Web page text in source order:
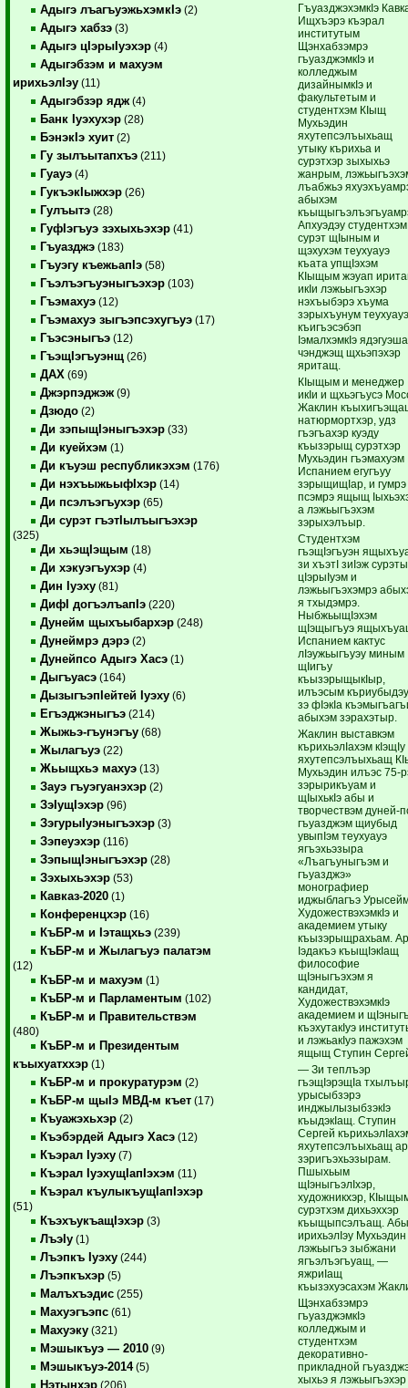
Адыгэ лъагъуэжьхэмкIэ (2)
Адыгэ хабзэ (3)
Адыгэ цIэрыIуэхэр (4)
Адыгэбзэм и махуэм
ирихьэлIэу (11)
Адыгэбзэр ядж (4)
Банк Iуэхухэр (28)
БэнэкIэ хуит (2)
Гу зылъытапхъэ (211)
Гуауэ (4)
ГукъэкIыжхэр (26)
Гулъытэ (28)
ГуфIэгъуэ зэхыхьэхэр (41)
Гъуазджэ (183)
Гъуэгу къежьапIэ (58)
Гъэлъэгъуэныгъэхэр (103)
Гъэмахуэ (12)
Гъэмахуэ зыгъэпсэхугъуэ (17)
Гъэсэныгъэ (12)
ГъэщIэгъуэнщ (26)
ДАХ (69)
Джэрпэджэж (9)
Дзюдо (2)
Ди зэпыщIэныгъэхэр (33)
Ди куейхэм (1)
Ди къуэш республикэхэм (176)
Ди нэхъыжьыфIхэр (14)
Ди псэлъэгъухэр (65)
Ди сурэт гъэтIылъыгъэхэр
(325)
Ди хьэщIэщым (18)
Ди хэкуэгъухэр (4)
Дин Iуэху (81)
ДифI догъэлъапIэ (220)
Дунейм щыхъыбархэр (248)
Дунеймрэ дэрэ (2)
Дунейпсо Адыгэ Хасэ (1)
Дыгъуасэ (164)
ДызыгъэпIейтей Iуэху (6)
Егъэджэныгъэ (214)
Жыжьэ-гъунэгъу (68)
Жылагъуэ (22)
Жьыщхьэ махуэ (13)
Зауэ гъуэгуанэхэр (2)
ЗэIущIэхэр (96)
ЗэгурыIуэныгъэхэр (3)
Зэпеуэхэр (116)
ЗэпыщIэныгъэхэр (28)
Зэхыхьэхэр (53)
Кавказ-2020 (1)
Конференцхэр (16)
КъБР-м и Iэтащхьэ (239)
КъБР-м и Жылагъуэ палатэм
(12)
КъБР-м и махуэм (1)
КъБР-м и Парламентым (102)
КъБР-м и Правительствэм
(480)
КъБР-м и Президентым
къыхуатххэр (1)
КъБР-м и прокуратурэм (2)
КъБР-м щыIэ МВД-м къет (17)
Къуажэхьхэр (2)
Къэбэрдей Адыгэ Хасэ (12)
Къэрал Iуэху (7)
Къэрал IуэхущIапIэхэм (11)
Къэрал къулыкъущIапIэхэр
(51)
КъэхъукъащIэхэр (3)
ЛъэIу (1)
Лъэпкъ Iуэху (244)
Лъэпкъхэр (5)
Малъхъэдис (255)
Махуэгъэпс (61)
Махуэку (321)
Мэшыкъуэ — 2010 (9)
Мэшыкъуэ-2014(5)
Нэтынхэр (206)
ГъуазджэхэмкIэ
Ищхъэрэ къэрал
институтым
Щэнхабзэмрэ
гъуазджэмкIэ и
колледжым
дизайнымкIэ и
факультетым и
студентхэм КIыщ
Мухьэдин
яхутепсэлъыхьащ
утыку кърихьа и
сурэтхэр зыхыхьэ
жанрым,
лъабжьэ
абыхэм
Апхуэдэу студентхэм
сурэт щIыным и
щэхухэм теухуауэ
къата упщIэхэм
КIыщым жэуап
икIи лэжьыгъэхэр
нэхъыбэрэ хъума
зэрыхъунум
къигъэсэбэп
IэмалхэмкIэ
чэнджэщ щхьэпэхэр
яритащ.
КIыщым и менеджер
икIи и щхьэгъусэ
Жаклин
натюрмортхэр, удз
гъэгъахэр куэду
къызэрыщ сурэтхэр
Мухьэдин гъэмахуэм
Испанием егугъуу
зэрыщищIар, и гумрэ
псэмрэ ящыщ
а лэжьыгъэхэм
зэрыхэлъыр.
Студентхэм
гъэщIэгъуэн
зи хъэтI зиIэж
цIэрыIуэм и
лэжьыгъэхэмрэ
я тхыдэмрэ.
НыбжьыщIэхэм
щIэщыгъуэ
Испанием кактус
лIэужьыгъуэу миным
щIигъу
къызэрыщыкIыр,
илъэсым
зэ фIэкIа
абыхэм зэрахэтыр.
Жаклин выставкэм
кърихьэлIахэм кIэщIу
яхутепсэлъыхьащ
Мухьэдин илъэс 75-
зэрырикъуам и
щIыхькIэ абы и
творчествэм дуней-
гъуазджэм щиубыд
увыпIэм теухуауэ
ягъэхьэзыра
«Лъагъуныгъэм и
гъуазджэ»
монографиер
иджыблагъэ
ХудожествэхэмкIэ и
академием утыку
къызэрыщрахьам.
Iэдакъэ къыщIэкIащ
философие
щIэныгъэхэм я
кандидат,
ХудожествэхэмкIэ
академием и
къэхутакIуэ
и лэжьакIуэ пажэхэм
ящыщ Ступин
— Зи теплъэр
гъэщIэрэщIа
урысыбзэрэ
инджылызыбзэкIэ
къыдэкIащ. Ступин
Сергей
яхутепсэлъыхьащ ар
зэригъэхьэзырам.
Пшыхьым
щIэныгъэлIхэр,
художникхэр,
сурэтхэм дихьэххэр
къыщыпсэлъащ.
ирихьэлIэу
лэжьыгъэ зыбжани
ягъэлъэгъуащ, —
яжриIащ
къызэхуэсахэм
Щэнхабзэмрэ
гъуазджэмкIэ
колледжым и
студентхэм
декоративно-
прикладной
хыхьэ я лэжьыгъэхэр